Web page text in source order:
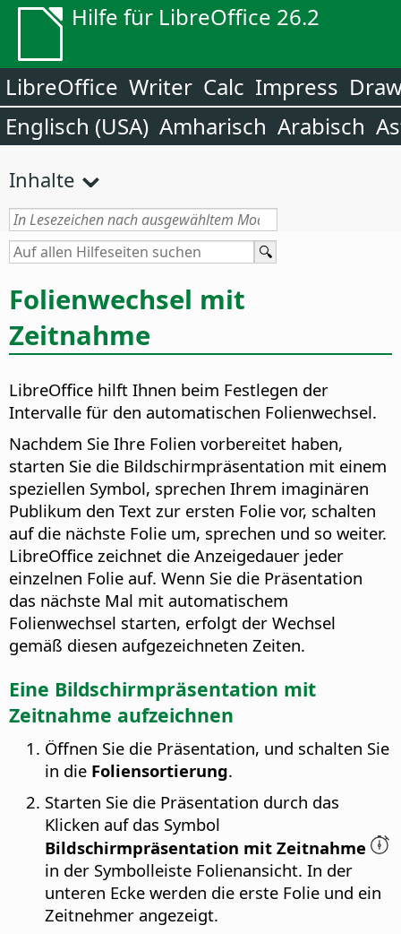
Hilfe für LibreOffice 26.2
LibreOffice Writer Calc Impress
Englisch (USA) Amharisch Arabisch
Inhalte
Folienwechsel mit
Zeitnahme
LibreOffice hilft Ihnen beim Festlegen der
Intervalle für den automatischen Folienwechsel.
Nachdem Sie Ihre Folien vorbereitet haben,
starten Sie die Bildschirmpräsentation mit einem
speziellen Symbol, sprechen Ihrem imaginären
Publikum den Text zur ersten Folie vor, schalten
auf die nächste Folie um, sprechen und so weiter.
LibreOffice zeichnet die Anzeigedauer jeder
einzelnen Folie auf. Wenn Sie die Präsentation
das nächste Mal mit automatischem
Folienwechsel starten, erfolgt der Wechsel
gemäß diesen aufgezeichneten Zeiten.
Eine Bildschirmpräsentation mit
Zeitnahme aufzeichnen
Öffnen Sie die Präsentation, und schalten Sie
in die Foliensortierung.
Starten Sie die Präsentation durch das
Klicken auf das Symbol
Bildschirmpräsentation mit Zeitnahme
in der Symbolleiste Folienansicht. In der
unteren Ecke werden die erste Folie und ein
Zeitnehmer angezeigt.